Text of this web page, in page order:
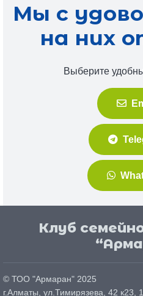
Мы с
на них
Выберите
Клуб
© ТОО "Армаран" 2025
г.Алматы , ул. Тимирязева, 42 к23,